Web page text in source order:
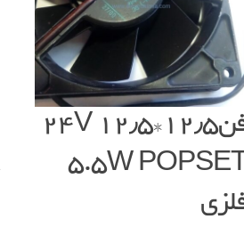
فن۱۲٫۵*۱۲٫۵ ۲۴V
5.5W POPSET